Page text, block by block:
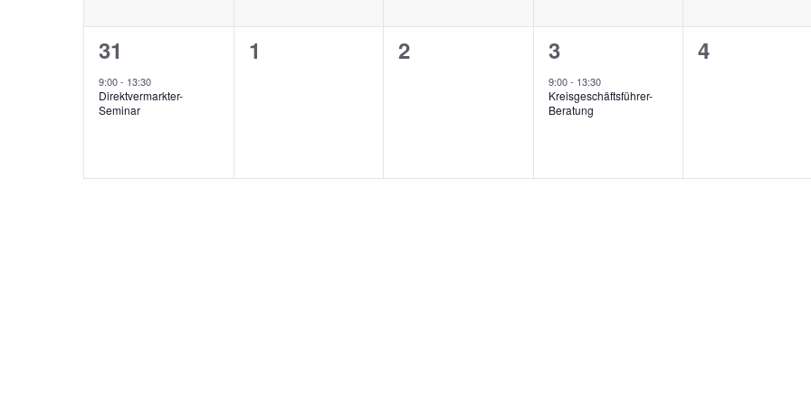
1
Veranstaltung,
31
9:00- 13:30
Direktvermarkter-
Seminar
0
1
0
Veranstaltungen,
2
1
Veranstaltung,
3
9:00- 13:30
Kreisgeschäftsführer-
Beratung
0
4